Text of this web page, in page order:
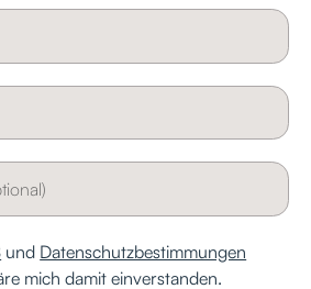
und Datenschutzbestimmungen
mich damit einverstanden.